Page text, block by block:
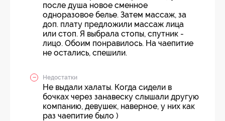
после душа новое сменное
одноразовое белье. Затем массаж, за
доп. плату предложили массаж лица
или стоп. Я выбрала стопы, спутник -
лицо. Обоим понравилось. На чаепитие
не остались, спешили.
Недостатки
Не выдали халаты. Когда сидели в
бочках через занавеску слышали другую
компанию, девушек, наверное, у них как
раз чаепитие было )